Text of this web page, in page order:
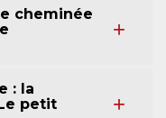
cheminée
: la
petit